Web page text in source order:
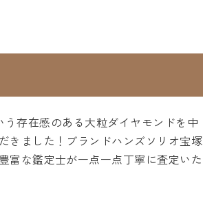
存在感のある大粒ダイヤモンドを中
きました！ブランドハンズソリオ宝塚
富な鑑定士が一点一点丁寧に査定いた